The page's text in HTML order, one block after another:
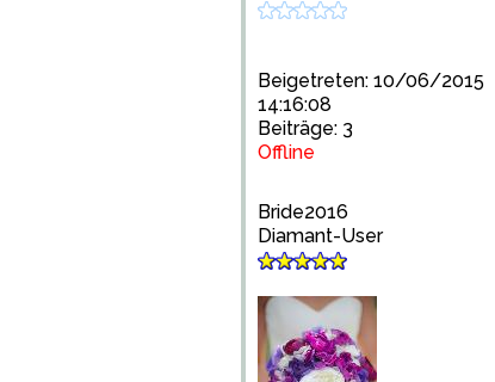
Beigetreten: 10/06/2015
14:16:08
Beiträge: 3
Offline
Bride2016
Diamant-User